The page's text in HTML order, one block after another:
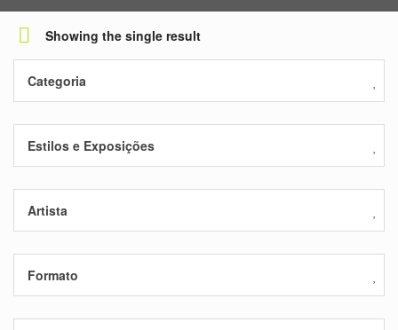
Showing the single result
Categoria
Estilos e Exposições
Artista
Formato